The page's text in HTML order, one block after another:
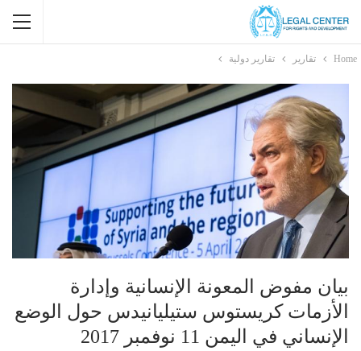
Home تقارير تقارير دولية
بيان مفوض المعونة الإنسانية وإدارة
الأزمات كريستوس ستيليانيدس حول الوضع
الإنساني في اليمن 11 نوفمبر 2017